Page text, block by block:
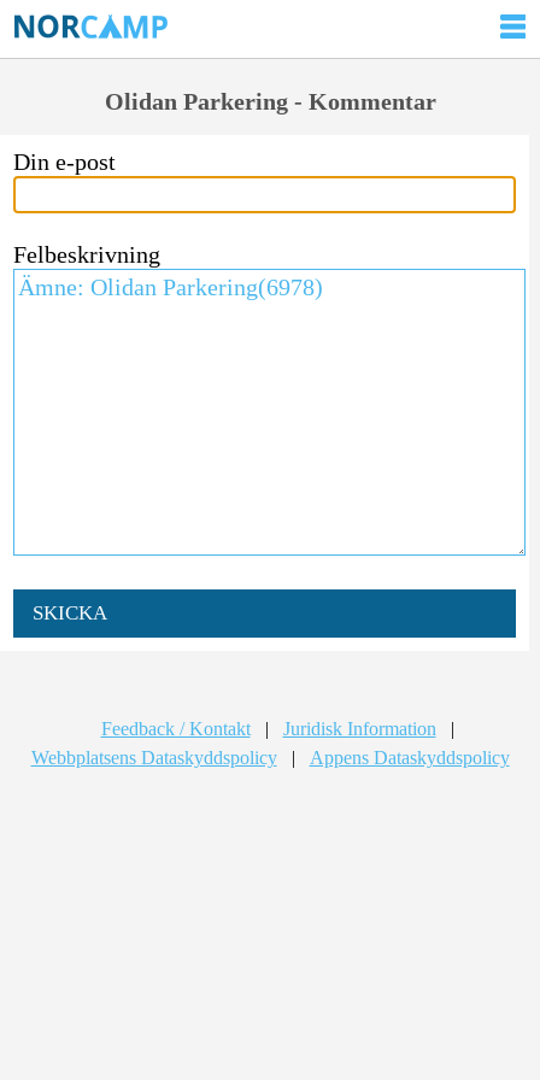
Olidan Parkering - Kommentar
Din e-post
Felbeskrivning
SKICKA
Feedback / Kontakt | Juridisk Information
|
Webbplatsens Dataskyddspolicy
| Appens Dataskyddspolicy